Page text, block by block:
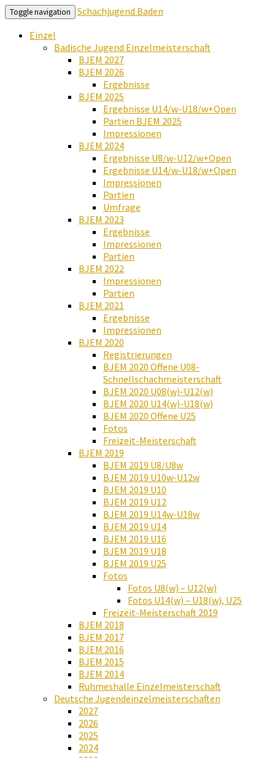
Toggle navigation
Schachjugend Baden
Einzel
Badische Jugend Einzelmeisterschaft
BJEM 2027
BJEM 2026
Ergebnisse
BJEM 2025
Ergebnisse U14/w-U18/w+Open
Partien BJEM 2025
Impressionen
BJEM 2024
Ergebnisse U8/w-U12/w+Open
Ergebnisse U14/w-U18/w+Open
Impressionen
Partien
Umfrage
BJEM 2023
Ergebnisse
Impressionen
Partien
BJEM 2022
Impressionen
Partien
BJEM 2021
Ergebnisse
Impressionen
BJEM 2020
Registrierungen
BJEM 2020 Offene U08-
Schnellschachmeisterschaft
BJEM 2020 U08(w)-U12(w)
BJEM 2020 U14(w)-U18(w)
BJEM 2020 Offene U25
Fotos
Freizeit-Meisterschaft
BJEM 2019
BJEM 2019 U8/U8w
BJEM 2019 U10w-U12w
BJEM 2019 U10
BJEM 2019 U12
BJEM 2019 U14w-U18w
BJEM 2019 U14
BJEM 2019 U16
BJEM 2019 U18
BJEM 2019 U25
Fotos
Fotos U8(w) – U12(w)
Fotos U14(w) – U18(w), U25
Freizeit-Meisterschaft 2019
BJEM 2018
BJEM 2017
BJEM 2016
BJEM 2015
BJEM 2014
Ruhmeshalle Einzelmeisterschaft
Deutsche Jugendeinzelmeisterschaften
2027
2026
2025
2024